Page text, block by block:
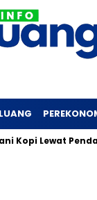
Pendanaan